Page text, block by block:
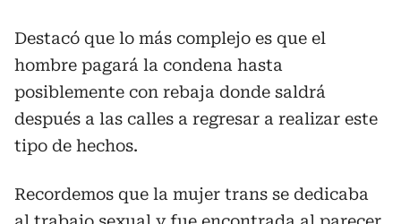
Destacó que lo más complejo es que el
hombre pagará la condena hasta
posiblemente con rebaja donde saldrá
después a las calles a regresar a realizar este
tipo de hechos.
Recordemos que la mujer trans se dedicaba